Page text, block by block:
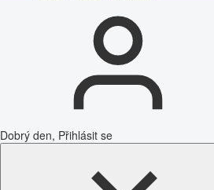
Dobrý den, Přihlásit se